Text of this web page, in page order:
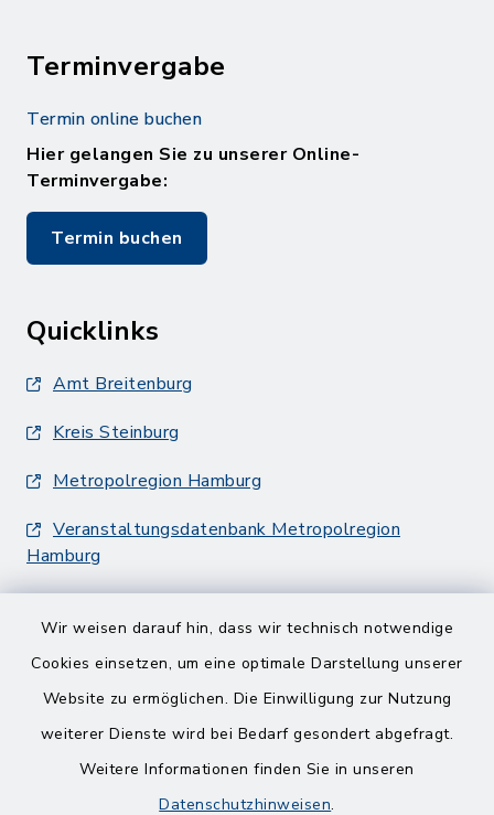
Wir weisen darauf hin, dass wir technisch notwendige
Cookies einsetzen, um eine optimale Darstellung unserer
Website zu ermöglichen. Die Einwilligung zur Nutzung
weiterer Dienste wird bei Bedarf gesondert abgefragt.
Weitere Informationen finden Sie in unseren
Datenschutzhinweisen.
Terminvergabe
Termin online buchen
Hier gelangen Sie zu unserer Online-
Terminvergabe:
Termin buchen
Quicklinks
Amt Breitenburg
Kreis Steinburg
Metropolregion Hamburg
Veranstaltungsdatenbank Metropolregion
Hamburg
Barrierefreiheit